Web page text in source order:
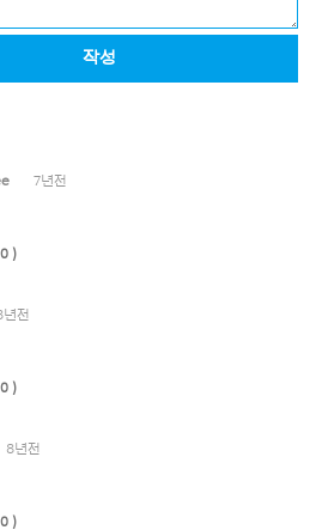
작성
7년전
0 )
년전
0 )
8년전
0 )